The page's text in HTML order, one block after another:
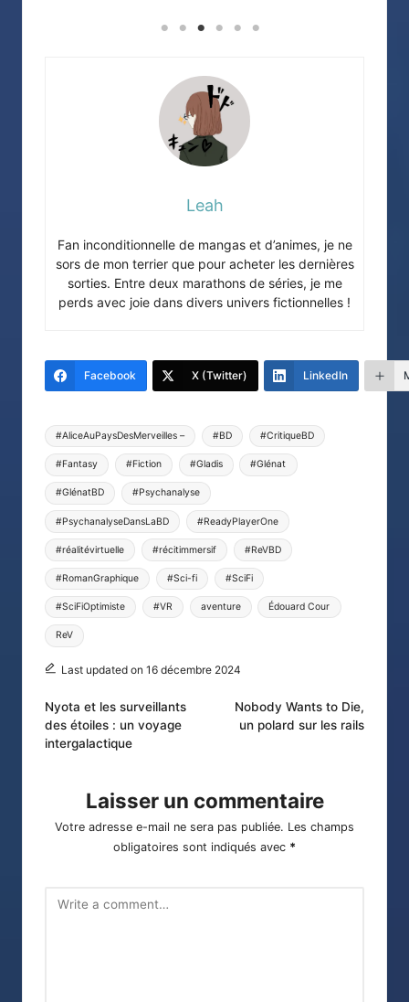
Leah
Fan inconditionnelle de mangas et d’animes, je ne
sors de mon terrier que pour acheter les dernières
sorties. Entre deux marathons de séries, je me
perds avec joie dans divers univers fictionnelles !
Facebook X (Twitter) LinkedIn
Tags:
#AliceAuPaysDesMerveilles – #BD #CritiqueBD
#Fantasy #Fiction #Gladis #Glénat
#GlénatBD #Psychanalyse
#PsychanalyseDansLaBD #ReadyPlayerOne
#réalitévirtuelle #récitimmersif #ReVBD
#RomanGraphique #Sci-fi #SciFi
#SciFiOptimiste #VR aventure Édouard Cour
ReV
Last updated on 16 décembre 2024
Post
navigation
Nyota et les surveillants
des étoiles : un voyage
intergalactique
Nobody Wants to Die,
un polard sur les rails
Laisser un commentaire
Votre adresse e-mail ne sera pas publiée. Les champs
obligatoires sont indiqués avec *